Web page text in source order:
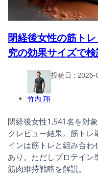
閉経後女性の筋ト
究の効果サイズで
竹内 翔
投稿日 : 2026-
閉経後女性1,541名を対
クレビュー結果。筋ト
インは筋トレと組み合
あり。ただしプロテイ
筋肉維持戦略を解説。